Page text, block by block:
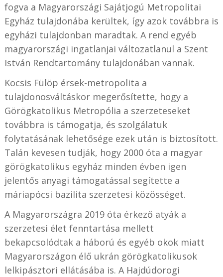
fogva a Magyarországi Sajátjogú Metropolitai
Egyház tulajdonába kerültek, így azok továbbra is
egyházi tulajdonban maradtak. A rend egyéb
magyarországi ingatlanjai változatlanul a Szent
István Rendtartomány tulajdonában vannak.
Kocsis Fülöp érsek-metropolita a
tulajdonosváltáskor megerősítette, hogy a
Görögkatolikus Metropólia a szerzeteseket
továbbra is támogatja, és szolgálatuk
folytatásának lehetősége ezek után is biztosított.
Talán kevesen tudják, hogy 2000 óta a magyar
görögkatolikus egyház minden évben igen
jelentős anyagi támogatással segítette a
máriapócsi bazilita szerzetesi közösséget.
A Magyarországra 2019 óta érkező atyák a
szerzetesi élet fenntartása mellett
bekapcsolódtak a háború és egyéb okok miatt
Magyarországon élő ukrán görögkatolikusok
lelkipásztori ellátásába is. A Hajdúdorogi